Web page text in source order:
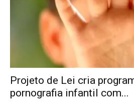
Projeto de Lei cria
pornografia infantil com...